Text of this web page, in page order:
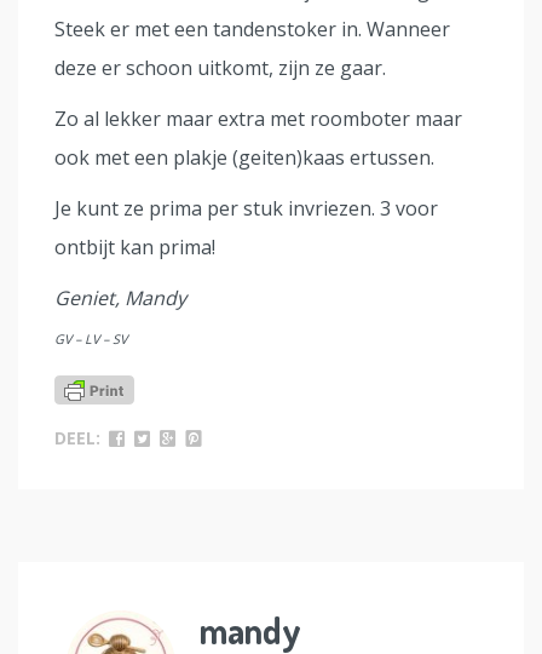
Steek er met een tandenstoker in. Wanneer
deze er schoon uitkomt, zijn ze gaar.
Zo al lekker maar extra met roomboter maar
ook met een plakje (geiten)kaas ertussen.
Je kunt ze prima per stuk invriezen. 3 voor
ontbijt kan prima!
Geniet, Mandy
GV – LV – SV
DEEL:
mandy